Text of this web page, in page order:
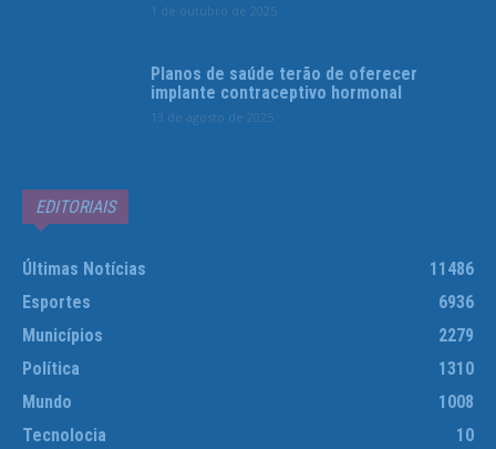
1 de outubro de 2025
Planos de saúde terão de oferecer
implante contraceptivo hormonal
13 de agosto de 2025
EDITORIAIS
Últimas Notícias
11486
Esportes
6936
Municípios
2279
Política
1310
Mundo
1008
Tecnolocia
10